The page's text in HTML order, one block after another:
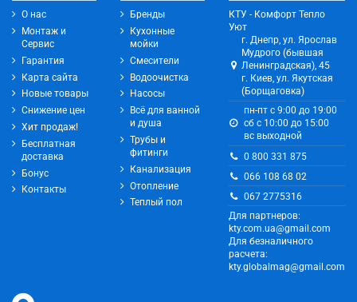
О нас
Монтаж и
Сервис
Гарантия
Карта сайта
Новые товары
Снижение цен
Хит продаж!
Бесплатная
доставка
Бонус
Контакты
Бренды
Кухонные
мойки
Смесители
Водоочистка
Насосы
Всё для ванной
и душа
Трубы и
фитинги
Канализация
Отопление
Теплый пол
КТУ - Комфорт Тепло
Уют
г. Днепр, ул. Ярослав
Мудрого (бывшая
Ленинградская), 45
г. Киев, ул. Якутская
(Борщаговка)
пн-пт с 9:00 до 19:00
сб с 10:00 до 15:00
вс выходной
0 800 331 875
066 108 68 02
067 2775316
Для партнеров:
kty.com.ua@gmail.com
Для безналичного
расчета:
kty.globalmag@gmail.com